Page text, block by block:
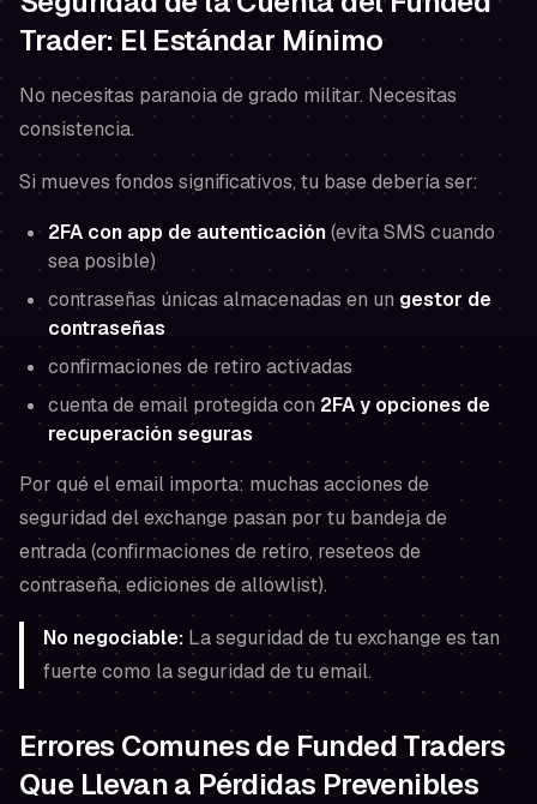
Trader: El Estándar Mínimo
No necesitas paranoia de grado militar. Necesitas
consistencia.
Si mueves fondos significativos, tu base debería ser:
2FA con app de autenticación(evita SMS cuando
sea posible)
contraseñas únicas almacenadas en un gestor de
contraseñas
confirmaciones de retiro activadas
cuenta de email protegida con 2FA y opciones de
recuperación seguras
Por qué el email importa: muchas acciones de
seguridad del exchange pasan por tu bandeja de
entrada (confirmaciones de retiro, reseteos de
contraseña, ediciones de allowlist).
No negociable: La seguridad de tu exchange es tan
fuerte como la seguridad de tu email.
Errores Comunes de Funded Traders
Que Llevan a Pérdidas Prevenibles